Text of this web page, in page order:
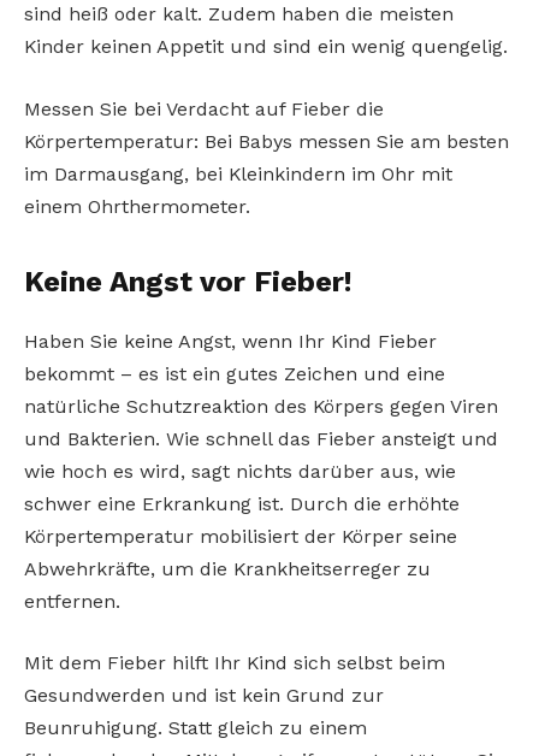
sind heiß oder kalt. Zudem haben die meisten
Kinder keinen Appetit und sind ein wenig quengelig.
Messen Sie bei Verdacht auf Fieber die
Körpertemperatur: Bei Babys messen Sie am besten
im Darmausgang, bei Kleinkindern im Ohr mit
einem Ohrthermometer.
Keine Angst vor Fieber!
Haben Sie keine Angst, wenn Ihr Kind Fieber
bekommt – es ist ein gutes Zeichen und eine
natürliche Schutzreaktion des Körpers gegen Viren
und Bakterien. Wie schnell das Fieber ansteigt und
wie hoch es wird, sagt nichts darüber aus, wie
schwer eine Erkrankung ist. Durch die erhöhte
Körpertemperatur mobilisiert der Körper seine
Abwehrkräfte, um die Krankheitserreger zu
entfernen.
Mit dem Fieber hilft Ihr Kind sich selbst beim
Gesundwerden und ist kein Grund zur
Beunruhigung. Statt gleich zu einem